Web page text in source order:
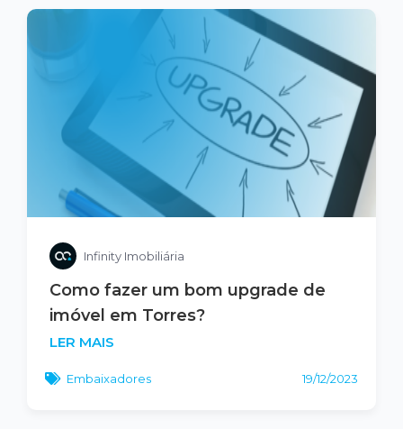
Infinity Imobiliária
Como fazer um bom upgrade de
imóvel em Torres?
LER MAIS
Embaixadores 19/12/2023